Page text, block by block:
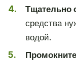
Тщательно
средства
водой.